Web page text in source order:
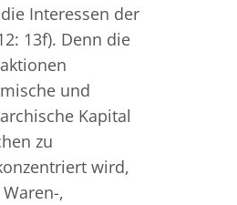
Interessen der
13f). Denn die
und
Kapital
zu
wird,
,